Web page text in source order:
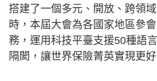
搭建了一個多元、開放、跨領
時，本屆大會為各國家地區參
務，運用科技平臺支援50種語
隔閡，讓世界保險菁英實現更好